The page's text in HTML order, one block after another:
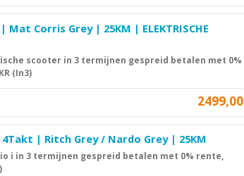
| Mat Corris Grey | 25KM | ELEKTRISCHE
scooter in 3 termijnen gespreid betalen met 0%
(In3)
2499,00
| Ritch Grey / Nardo Grey | 25KM
i in 3 termijnen gespreid betalen met 0% rente,